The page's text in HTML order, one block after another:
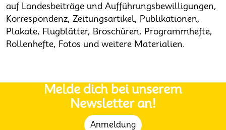
auf Landesbeiträge und Aufführungsbewilligungen,
Korrespondenz, Zeitungsartikel, Publikationen,
Plakate, Flugblätter, Broschüren, Programmhefte,
Rollenhefte, Fotos und weitere Materialien.
Melde dich bei unserem
Newsletter an!
Anmeldung